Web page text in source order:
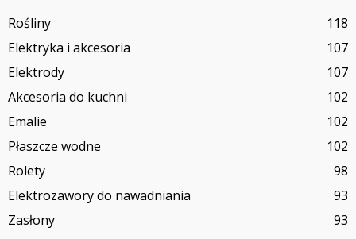
Rośliny
118
Elektryka i akcesoria
107
Elektrody
107
Akcesoria do kuchni
102
Emalie
102
Płaszcze wodne
102
Rolety
98
Elektrozawory do nawadniania
93
Zasłony
93